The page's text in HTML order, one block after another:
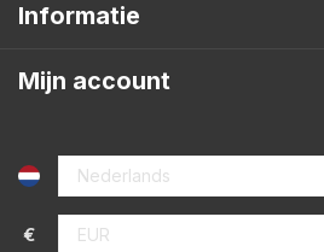
Informatie
Mijn account
€